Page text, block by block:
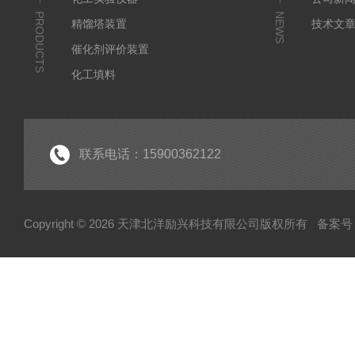
PRODUCTS
精馏塔装置
催化剂评价装置
化工填料
NEWS
技术文
联系电话：15900362122
Copyright © 2026 天津北洋励兴科技有限公司版权所有 备案号